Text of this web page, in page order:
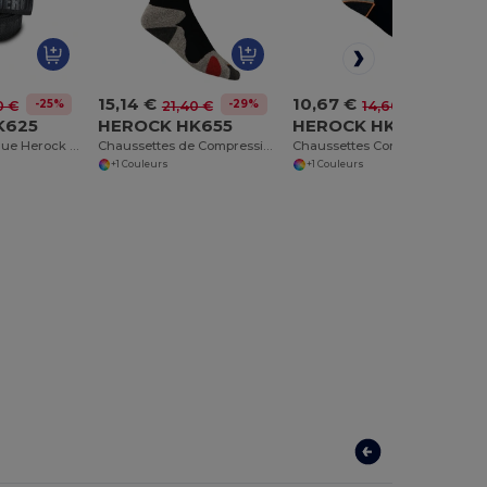
€ -25% 15,14 € 21,40 € -29%
HEROCK HK655
+1 Couleurs
10,67 € 14,60 €
HEROCK HK660
+1 Couleurs